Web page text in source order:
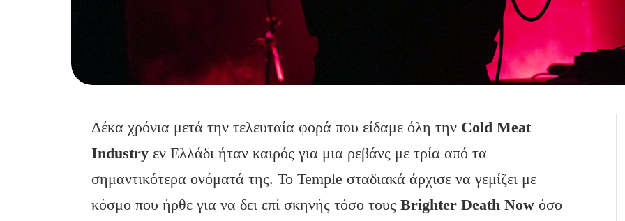
Δέκα χρόνια μετά την τελευταία φορά που είδαμε όλη την Cold Meat
Industry εν Ελλάδι ήταν καιρός για μια ρεβάνς με τρία από τα
σημαντικότερα ονόματά της. Το Temple σταδιακά άρχισε να γεμίζει με
κόσμο που ήρθε για να δει επί σκηνής τόσο τουςBrighter Death Now όσο